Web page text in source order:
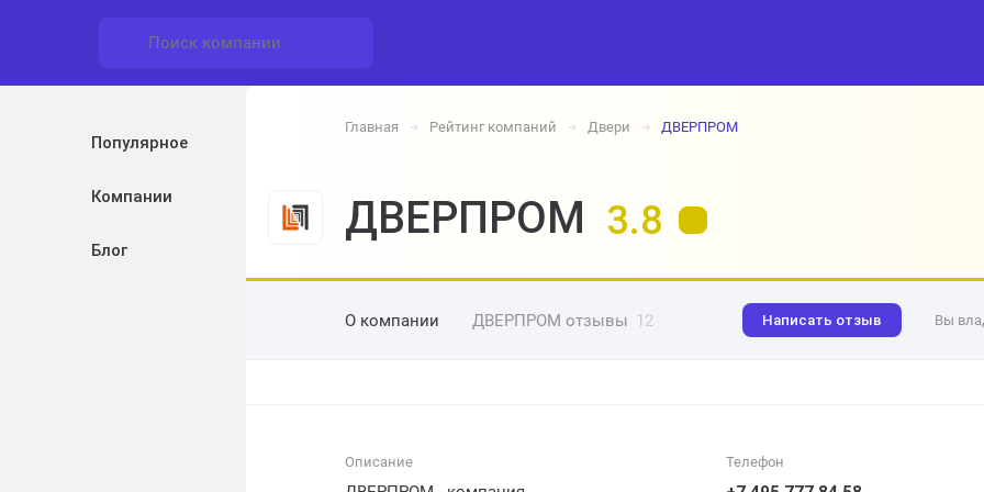
Популярное
Компании
Блог
Главная ➔ Рейтинг компаний ➔ Двери ➔ ДВЕРПРОМ
ДВЕРПРОМ 3.8
О компании ДВЕРПРОМ отзывы 12 Написать отзыв Вы
Описание Телефон